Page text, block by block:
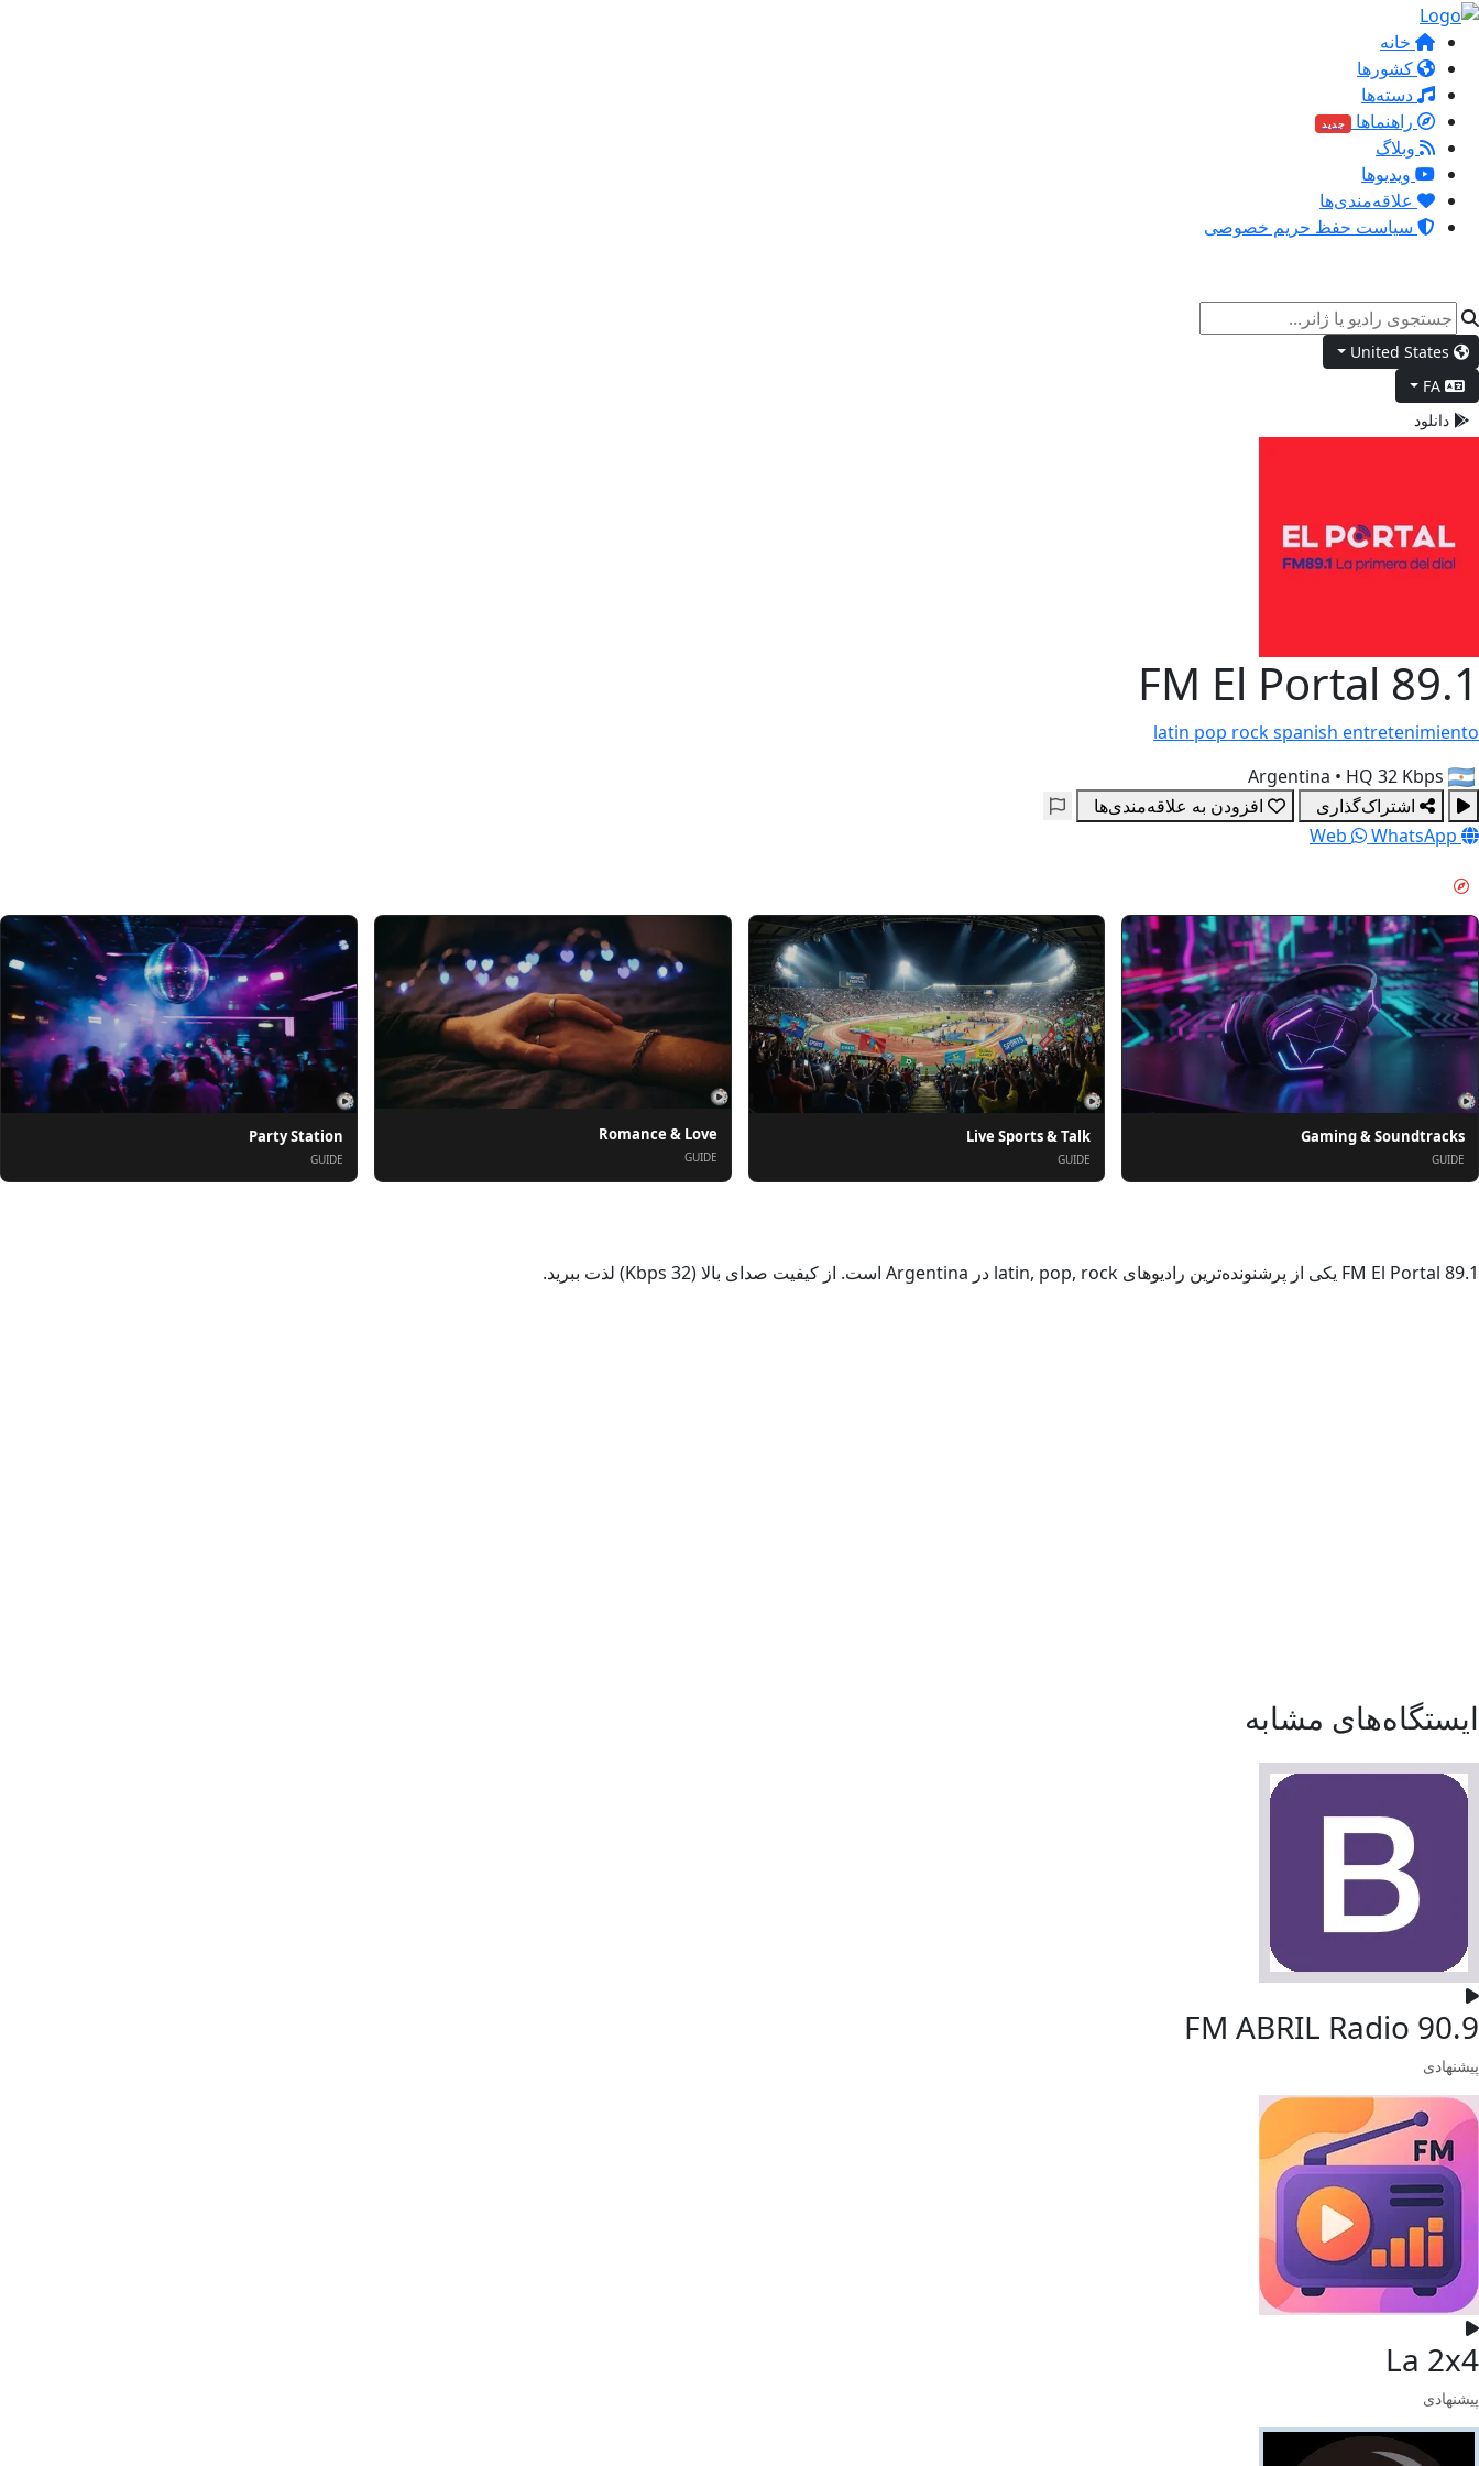
خانه
کشورها
دسته‌ها
راهنماها
جدید
وبلاگ
ویدیوها
علاقه‌مندی‌ها
سیاست حفظ حریم خصوصی
United States
FA
دانلود
FM El Portal 89.1
latin pop rockspanish entretenimiento
• HQ 32 Kbps
اشتراک‌گذاری
افزودن به علاقه‌مندی‌ها
Web
WhatsApp
Gaming & Soundtracks
GUIDE
Live Sports & Talk
GUIDE
Romance & Love
GUIDE
Party Station
GUIDE
FM El Portal 89.1 یکی از پرشنونده‌ترین رادیوهای latin, pop, rock در Argentina است. از کیفیت صدای بالا (32 Kbps) لذت ببرید.
ایستگاه‌های مشابه
FM ABRIL Radio 90.9
پیشنهادی
La 2x4
پیشنهادی